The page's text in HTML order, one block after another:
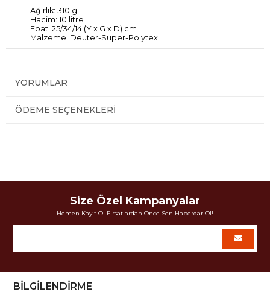
Ağırlık: 310 g
Hacim: 10 litre
Ebat: 25/34/14 (Y x G x D) cm
Malzeme: Deuter-Super-Polytex
YORUMLAR
ÖDEME SEÇENEKLERI
Size Özel Kampanyalar
Hemen Kayıt Ol Fırsatlardan Önce Sen Haberdar Ol!
BİLGİLENDİRME